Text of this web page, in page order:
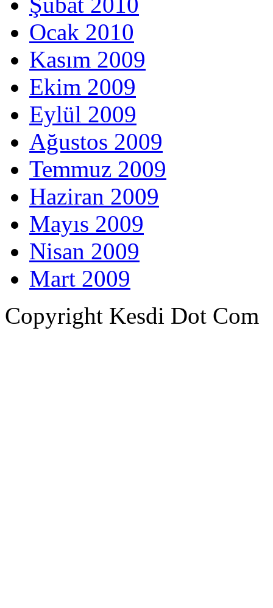
Ocak 2010
Kasım 2009
Ekim 2009
Eylül 2009
Ağustos 2009
Temmuz 2009
Haziran 2009
Mayıs 2009
Nisan 2009
Mart 2009
Copyright Kesdi Dot Com